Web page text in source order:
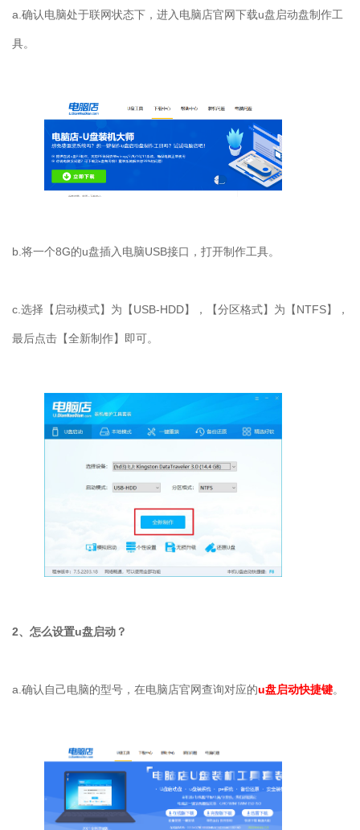
a.确认电脑处于联网状态下，进入电脑店官网下载u盘启动盘制作工
具。
b.将一个8G的u盘插入电脑USB接口，打开制作工具。
c.选择【启动模式】为【USB-HDD】，【分区格式】为【NTFS】，
最后点击【全新制作】即可。
2、怎么设置u盘启动？
a.确认自己电脑的型号，在电脑店官网查询对应的u盘启动快捷键。